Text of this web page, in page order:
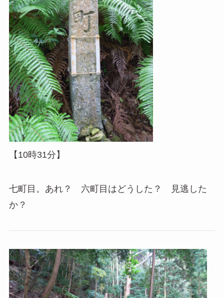
【10時31分】
七町目。あれ？ 六町目はどうした？ 見逃した
か？